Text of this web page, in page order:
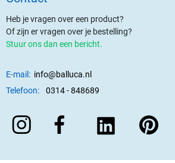
Heb je vragen over een product?
Of zijn er vragen over je bestelling?
Stuur ons dan een bericht.
E-mail: info@balluca.nl
Telefoon:
0314 - 848689